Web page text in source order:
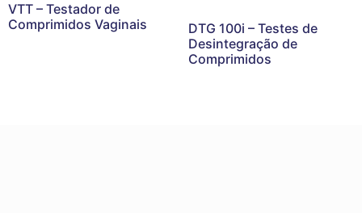
VTT – Testador de
Comprimidos Vaginais
DTG 100i – Testes de
Desintegração de
Comprimidos